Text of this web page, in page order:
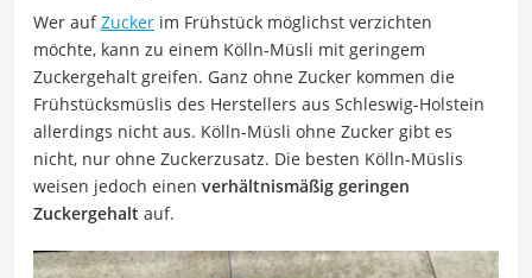
Wer aufZucker im Frühstück möglichst verzichten
möchte, kann zu einem Kölln-Müsli mit geringem
Zuckergehalt greifen. Ganz ohne Zucker kommen die
Frühstücksmüslis des Herstellers aus Schleswig-Holstein
allerdings nicht aus. Kölln-Müsli ohne Zucker gibt es
nicht, nur ohne Zuckerzusatz. Die besten Kölln-Müslis
weisen jedoch einen verhältnismäßig geringen
Zuckergehalt auf.